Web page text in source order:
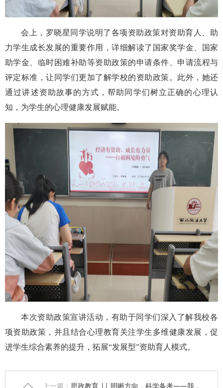
会上，罗晓星同学说明了各项资助政策对资助育人、助
力学生成长发展的重要作用，详细解读了国家奖学金、国家
助学金、临时困难补助等资助政策的申请条件、申请流程与
评定标准，让同学们更加了解学校的资助政策。此外，她还
通过讲述资助故事的方式，帮助同学们树立正确的心理认
知，为学生的心理健康发展赋能。
本次资助政策宣讲活动，有助于同学们深入了解我校各
项资助政策，并且结合心理教育关注学生多维健康发展，促
进学生综合素养的提升，拓展“发展型”资助育人模式。
上一篇： 思政教育 || 明晰方向，科学备考——我院开展考公备考指导会